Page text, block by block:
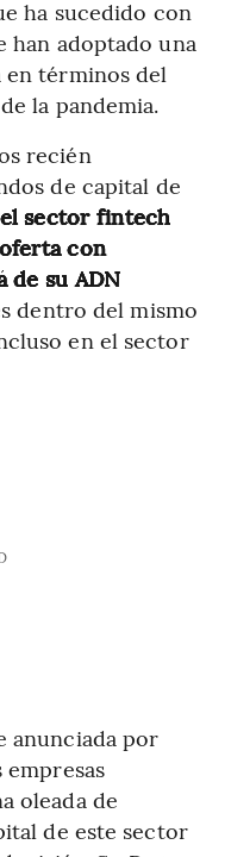
ha sucedido con
han adoptado una
en términos del
la pandemia.
recién
de capital de
sector fintech
con
de su ADN
dentro del mismo
en el sector
anunciada por
oleada de
de este sector